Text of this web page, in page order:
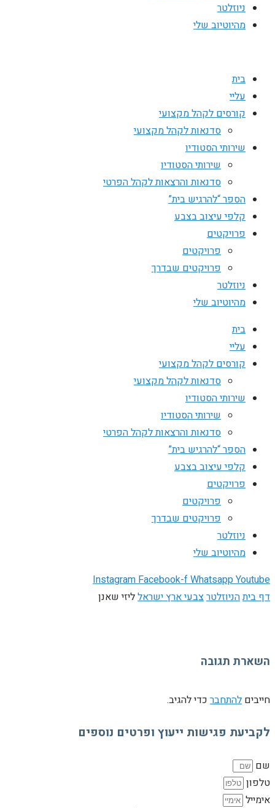
ניוזלטר
מהיוטיוב שלי
בית
עליי
קורסים לקהל מקצועי
סדנאות לקהל מקצועי
שירותי הסטודיו
שירותי הסטודיו
סדנאות והרצאות לקהל הפרטי
הספר “להרגיש בית”
קלפי עיצוב בצבע
פרויקטים
פרויקטים
פרויקטים שבדרך
ניוזלטר
מהיוטיוב שלי
בית
עליי
קורסים לקהל מקצועי
סדנאות לקהל מקצועי
שירותי הסטודיו
שירותי הסטודיו
סדנאות והרצאות לקהל הפרטי
הספר “להרגיש בית”
קלפי עיצוב בצבע
פרויקטים
פרויקטים
פרויקטים שבדרך
ניוזלטר
מהיוטיוב שלי
InstagramFacebook-fWhatsappYoutube
דף ביתהניוזלטרצבעי ארץ ישראלליזי שאנן
השארת תגובה
חייבים להתחבר כדי להגיב.
לקביעת פגישות ייעוץ ופרטים נוספים
שם
טלפון
אימייל